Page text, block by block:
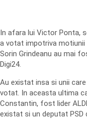
In afara lui Victor Ponta,
a votat impotriva motiunii
Sorin Grindeanu au mai
Digi24.
Au existat insa si unii
votat. In aceasta ultima
Constantin, fost lider
existat si un deputat